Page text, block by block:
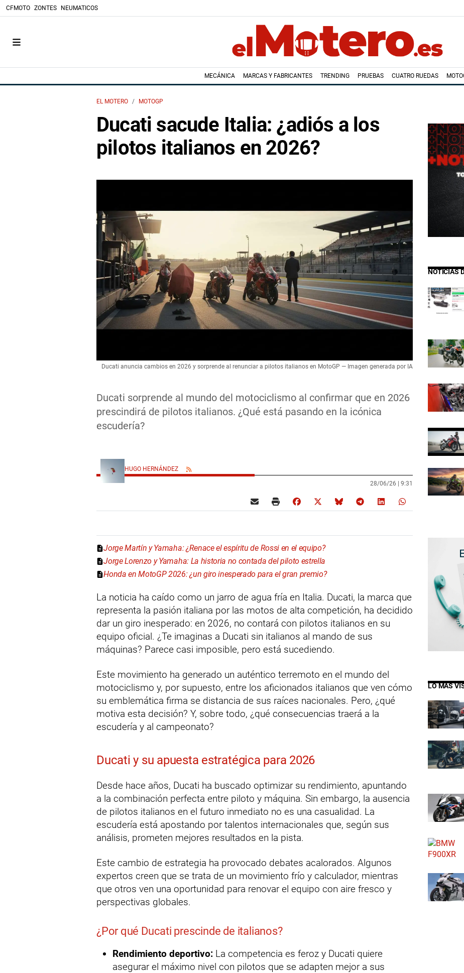
CFMOTO ZONTES NEUMATICOS
MECÁNICA MARCAS Y FABRICANTES TRENDING PRUEBAS CUATRO RUEDAS
EL MOTERO MOTOGP
Ducati sacude Italia: ¿adiós a los
pilotos italianos en 2026?
Ducati sorprende al mundo del motociclismo al confirmar que en 2026
prescindirá de pilotos italianos. ¿Qué está pasando en la icónica
escudería?
Ducati anuncia cambios en 2026 y sorprende al renunciar a pilotos italianos en MotoGP — Imagen generada por IA
HUGO HERNÁNDEZ
28/06/26 | 9:31
Jorge Martín y Yamaha: ¿Renace el espíritu de Rossi en el equipo?
Jorge Lorenzo y Yamaha: La historia no contada del piloto estrella
Honda en MotoGP 2026: ¿un giro inesperado para el gran premio?
La noticia ha caído como un jarro de agua fría en Italia. Ducati, la marca que
representa la pasión italiana por las motos de alta competición, ha decidido
dar un giro inesperado: en 2026, no contará con pilotos italianos en su
equipo oficial. ¿Te imaginas a Ducati sin italianos al mando de sus
máquinas? Parece casi imposible, pero está sucediendo.
Este movimiento ha generado un auténtico terremoto en el mundo del
motociclismo y, por supuesto, entre los aficionados italianos que ven cómo
su emblemática firma se distancia de sus raíces nacionales. Pero, ¿qué
motiva esta decisión? Y, sobre todo, ¿qué consecuencias traerá a la
escudería y al campeonato?
Ducati y su apuesta estratégica para 2026
Desde hace años, Ducati ha buscado optimizar su rendimiento, apuntando
a la combinación perfecta entre piloto y máquina. Sin embargo, la ausencia
de pilotos italianos en el futuro inmediato no es una casualidad. La
escudería está apostando por talentos internacionales que, según sus
análisis, prometen mejores resultados en la pista.
Este cambio de estrategia ha provocado debates acalorados. Algunos
expertos creen que se trata de un movimiento frío y calculador, mientras
que otros ven una oportunidad para renovar el equipo con aire fresco y
perspectivas globales.
¿Por qué Ducati prescinde de italianos?
Rendimiento deportivo: La competencia es feroz y Ducati quiere
asegurar el máximo nivel con pilotos que se adapten mejor a sus
NOTICIAS
LO MÁS